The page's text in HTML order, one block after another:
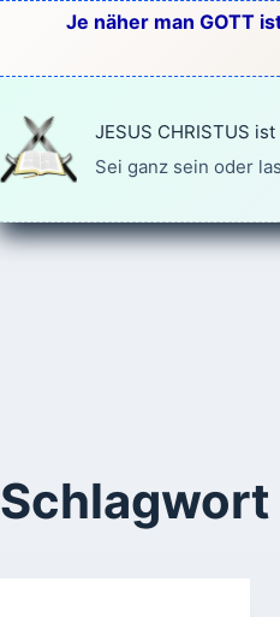
springen
Je näher man GOTT
JESUS CHRISTUS
Sei ganz sein oder
Schlagwort